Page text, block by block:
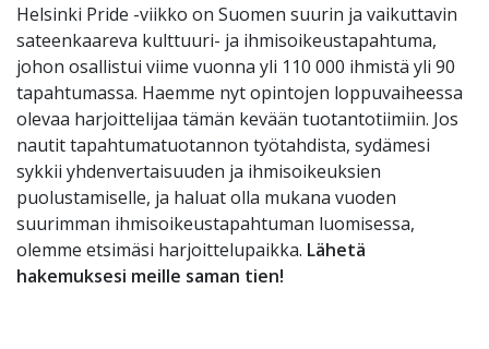
Helsinki Pride -viikko on Suomen suurin ja vaikuttavin
sateenkaareva kulttuuri- ja ihmisoikeustapahtuma,
johon osallistui viime vuonna yli 110 000 ihmistä yli 90
tapahtumassa. Haemme nyt opintojen loppuvaiheessa
olevaa harjoittelijaa tämän kevään tuotantotiimiin. Jos
nautit tapahtumatuotannon työtahdista, sydämesi
sykkii yhdenvertaisuuden ja ihmisoikeuksien
puolustamiselle, ja haluat olla mukana vuoden
suurimman ihmisoikeustapahtuman luomisessa,
olemme etsimäsi harjoittelupaikka. Lähetä
hakemuksesi meille saman tien!